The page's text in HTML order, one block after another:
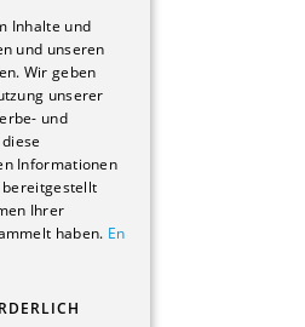
Inhalte und
und unseren
Wir geben
unserer
und
Informationen
bereitgestellt
Ihrer
haben. En